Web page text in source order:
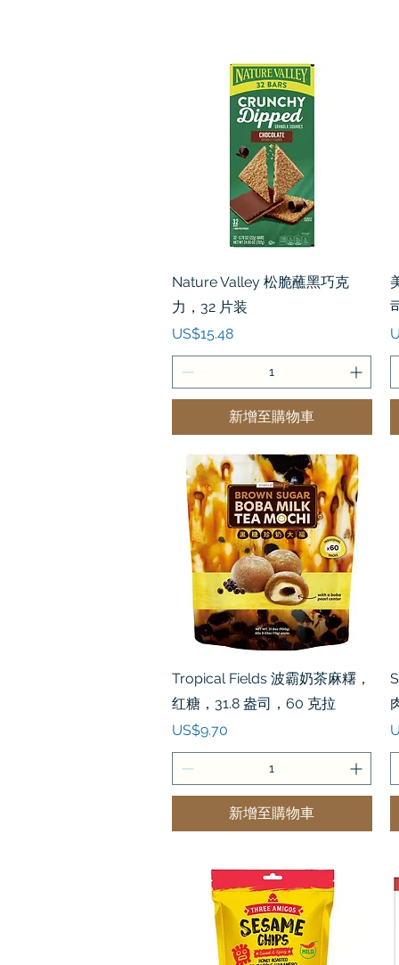
快速瀏覽
Nature Valley 松脆蘸黑巧克
力，32 片装
價格
US$15.48
新增至購物車
快速瀏覽
Tropical Fields 波霸奶茶麻糬，
红糖，31.8 盎司，60 克拉
價格
US$9.70
新增至購物車